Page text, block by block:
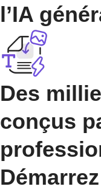
l’IA
Des
conçus